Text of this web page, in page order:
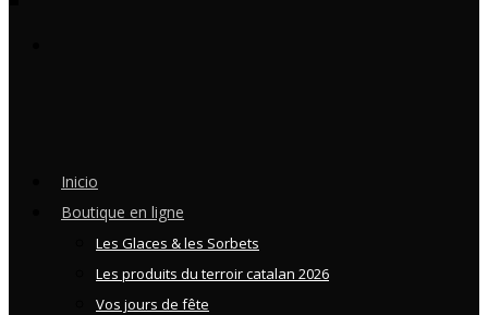
Inicio
Boutique en ligne
Les Glaces & les Sorbets
Les produits du terroir catalan 2026
Vos jours de fête